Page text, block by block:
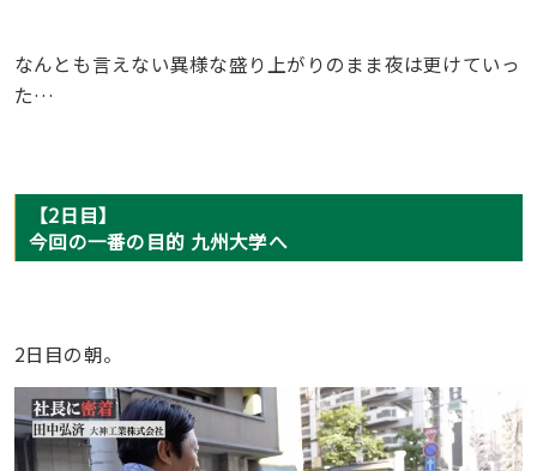
なんとも言えない異様な盛り上がりのまま夜は更けていっ
た…
【2日目】
今回の一番の目的 九州大学へ
2日目の朝。